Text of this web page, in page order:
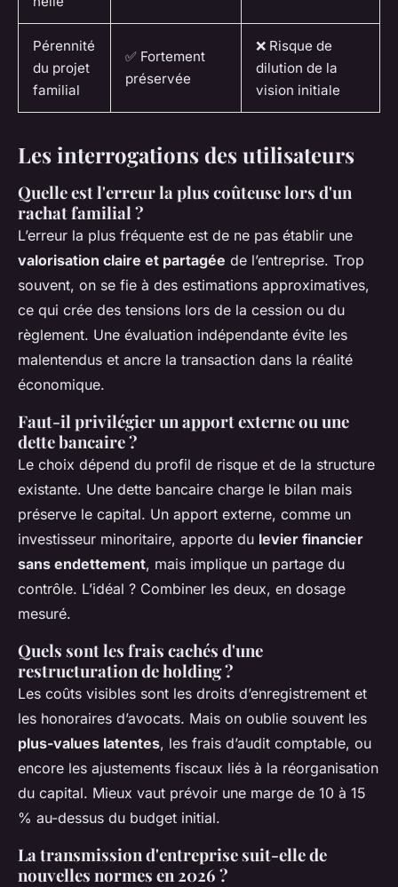
Pérennité
du projet
familial
✅ Fortement
préservée
❌ Risque de
dilution de la
vision initiale
Les interrogations des utilisateurs
Quelle est l'erreur la plus coûteuse lors d'un
rachat familial ?
L’erreur la plus fréquente est de ne pas établir une
valorisation claire et partagée de l’entreprise. Trop
souvent, on se fie à des estimations approximatives,
ce qui crée des tensions lors de la cession ou du
règlement. Une évaluation indépendante évite les
malentendus et ancre la transaction dans la réalité
économique.
Faut-il privilégier un apport externe ou une
dette bancaire ?
Le choix dépend du profil de risque et de la structure
existante. Une dette bancaire charge le bilan mais
préserve le capital. Un apport externe, comme un
investisseur minoritaire, apporte du levier financier
sans endettement, mais implique un partage du
contrôle. L’idéal ? Combiner les deux, en dosage
mesuré.
Quels sont les frais cachés d'une
restructuration de holding ?
Les coûts visibles sont les droits d’enregistrement et
les honoraires d’avocats. Mais on oublie souvent les
plus-values latentes, les frais d’audit comptable, ou
encore les ajustements fiscaux liés à la réorganisation
du capital. Mieux vaut prévoir une marge de 10 à 15
% au-dessus du budget initial.
La transmission d'entreprise suit-elle de
nouvelles normes en 2026 ?